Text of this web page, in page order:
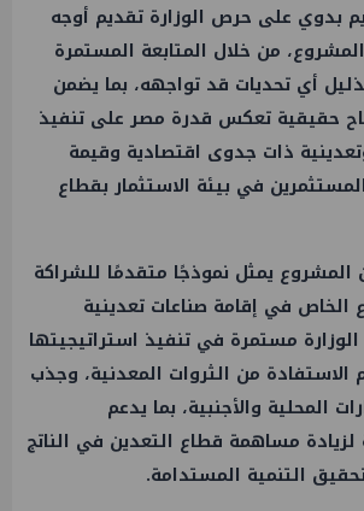
بدوي على حرص الوزارة تقديم أوجه
من خلال المتابعة المستمرة
أي تحديات قد تواجهه، بما يضمن
حقيقية تعكس قدرة مصر على تنفيذ
ذات جدوى اقتصادية وقيمة
في بيئة الاستثمار بقطاع
المشروع يمثل نموذجًا متقدمًا للشراكة
الخاص في إقامة صناعات تعدينية
مستمرة في تنفيذ استراتيجيتها
الاستفادة من الثروات المعدنية، وجذب
المحلية والأجنبية، بما يدعم
مساهمة قطاع التعدين في الناتج
التنمية المستدامة.